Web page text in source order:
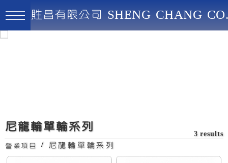
尼龍輪單輪系列
3 results
營業項目 / 尼龍輪單輪系列
貹昌有限公司 SHENG CHANG